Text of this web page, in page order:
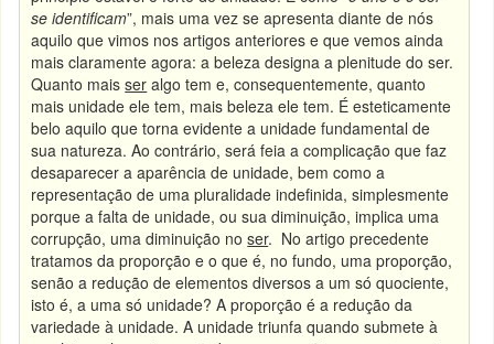
se identificam”, mais uma vez se apresenta diante de nós
aquilo que vimos nos artigos anteriores e que vemos ainda
mais claramente agora: a beleza designa a plenitude do ser.
Quanto maisser algo tem e, consequentemente, quanto
mais unidade ele tem, mais beleza ele tem. É esteticamente
belo aquilo que torna evidente a unidade fundamental de
sua natureza. Ao contrário, será feia a complicação que faz
desaparecer a aparência de unidade, bem como a
representação de uma pluralidade indefinida, simplesmente
porque a falta de unidade, ou sua diminuição, implica uma
corrupção, uma diminuição noser. No artigo precedente
tratamos da proporção e o que é, no fundo, uma proporção,
senão a redução de elementos diversos a um só quociente,
isto é, a uma só unidade? A proporção é a redução da
variedade à unidade. A unidade triunfa quando submete à